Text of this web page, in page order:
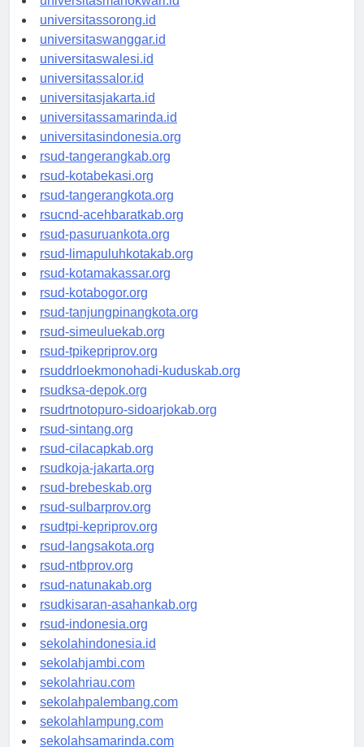
universitasmanokwari.id
universitassorong.id
universitaswanggar.id
universitaswalesi.id
universitassalor.id
universitasjakarta.id
universitassamarinda.id
universitasindonesia.org
rsud-tangerangkab.org
rsud-kotabekasi.org
rsud-tangerangkota.org
rsucnd-acehbaratkab.org
rsud-pasuruankota.org
rsud-limapuluhkotakab.org
rsud-kotamakassar.org
rsud-kotabogor.org
rsud-tanjungpinangkota.org
rsud-simeuluekab.org
rsud-tpikepriprov.org
rsuddrloekmonohadi-kuduskab.org
rsudksa-depok.org
rsudrtnotopuro-sidoarjokab.org
rsud-sintang.org
rsud-cilacapkab.org
rsudkoja-jakarta.org
rsud-brebeskab.org
rsud-sulbarprov.org
rsudtpi-kepriprov.org
rsud-langsakota.org
rsud-ntbprov.org
rsud-natunakab.org
rsudkisaran-asahankab.org
rsud-indonesia.org
sekolahindonesia.id
sekolahjambi.com
sekolahriau.com
sekolahpalembang.com
sekolahlampung.com